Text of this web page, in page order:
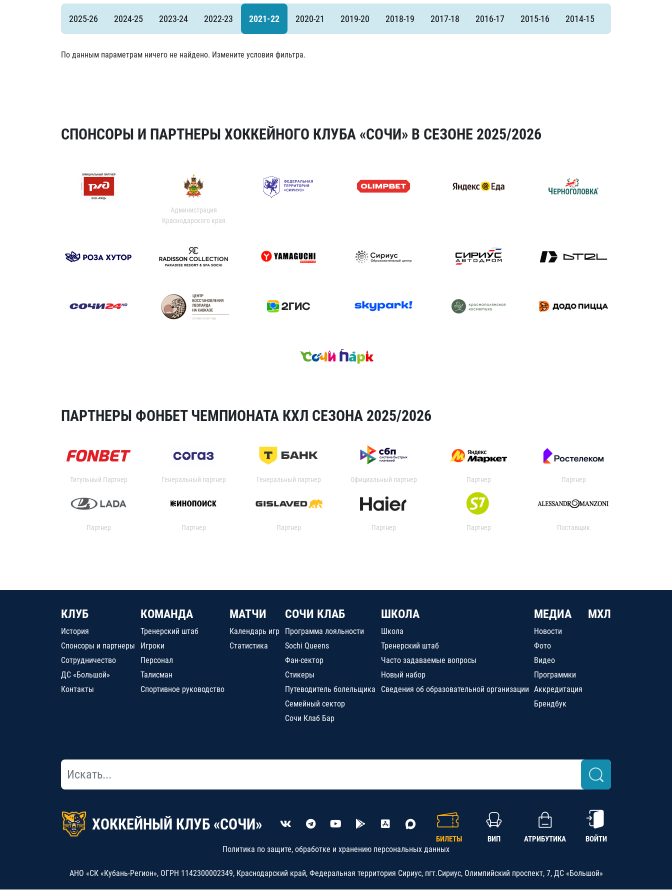
Локомотив
Северсталь
Шанхайские Драконы
Амур
Барыс
Сибирь
2025-26 2024-25 2023-24 2022-23 2021-22 2020-21 2019-20 2018-19 2017-18 2016-17 2015-16 2014-15
По данным параметрам ничего не найдено. Измените условия фильтра.
СПОНСОРЫ И ПАРТНЕРЫ ХОККЕЙНОГО КЛУБА «СОЧИ» В СЕЗОНЕ 2025/2026
Администрация
Краснодарского края
ПАРТНЕРЫ ФОНБЕТ ЧЕМПИОНАТА КХЛ СЕЗОНА 2025/2026
Титульный Партнер Генеральный партнер Генеральный партнер Официальный партнер Партнер Партнер
Партнер Партнер Партнер Партнер Партнер Поставщик
КЛУБ
История
Спонсоры и партнеры
Сотрудничество
ДС «Большой»
Контакты
КОМАНДА
Тренерский штаб
Игроки
Персонал
Талисман
Спортивное руководство
МАТЧИ
Календарь игр
Статистика
СОЧИ КЛАБ
Программа лояльности
Sochi Queens
Фан-сектор
Стикеры
Путеводитель болельщика
Семейный сектор
Сочи Клаб Бар
ШКОЛА
Школа
Тренерский штаб
Часто задаваемые вопросы
Новый набор
Сведения об образовательной организации
МЕДИА
Новости
Фото
Видео
Программки
Аккредитация
Брендбук
МХЛ
ХОККЕЙНЫЙ КЛУБ «СОЧИ»
БИЛЕТЫ ВИП АТРИБУТИКА ВОЙТИ
Политика по защите, обработке и хранению персональных данных
АНО «СК «Кубань-Регион», ОГРН 1142300002349, Краснодарский край, Федеральная территория Сириус, пгт.Сириус, Олимпийский проспект, 7, ДС «Большой»